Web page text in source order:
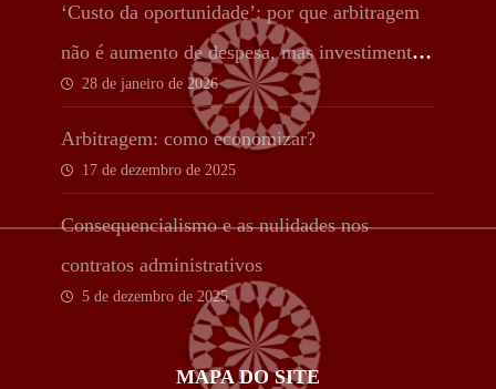
‘Custo da oportunidade’: por que arbitragem
não é aumento de despesa, mas investimento
estratégico
28 de janeiro de 2026
Arbitragem: como economizar?
17 de dezembro de 2025
Consequencialismo e as nulidades nos
contratos administrativos
5 de dezembro de 2025
MAPA DO SITE